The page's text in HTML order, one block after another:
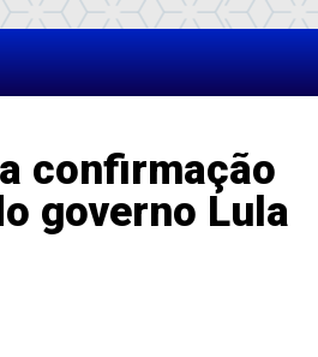
confirmação
governo Lula